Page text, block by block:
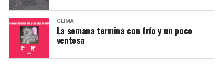
CLIMA
La semana termina con frío y un poco
ventosa